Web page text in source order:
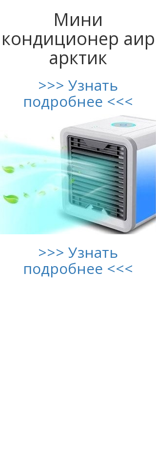
Мини
кондиционер аир
арктик
>>> Узнать
подробнее <<<
>>> Узнать
подробнее <<<